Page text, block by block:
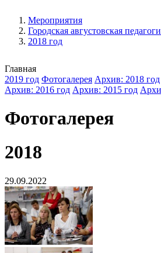
Мероприятия
Городская августовская
2018 год
Главная
2019 год Фотогалерея Архив: 2018 год
Архив: 2016 год Архив: 2015 год
Фотогалерея
2018
29.09.2022